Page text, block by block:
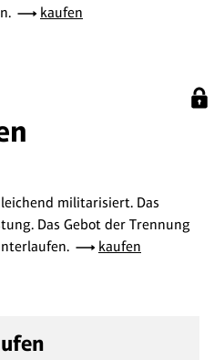
kaufen
militarisiert. Das
Das Gebot der Trennung
kaufen